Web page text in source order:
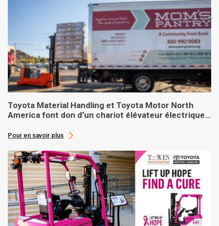
Toyota Material Handling et Toyota Motor North
America font don d’un chariot élévateur électrique
Phoenix
Pour en savoir plus